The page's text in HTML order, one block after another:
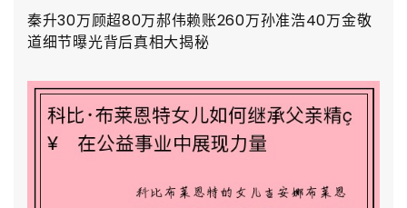
秦升30万顾超80万郝伟赖账260万孙准浩40万金敬
道细节曝光背后真相大揭秘